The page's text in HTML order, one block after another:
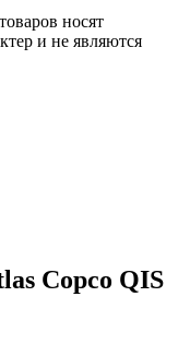
носят
и не являются
Copco QIS